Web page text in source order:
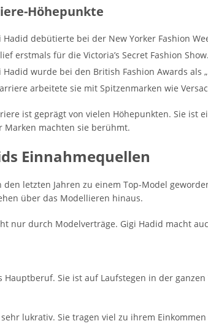
Höhepunkte
Hadid debütierte bei der New Yorker Fashion
erstmals für die Victoria’s Secret Fashion Show.
Hadid wurde bei den British Fashion Awards als
arbeitete sie mit Spitzenmarken wie
ist geprägt von vielen Höhepunkten. Sie
Marken machten sie berühmt.
Einnahmequellen
den letzten Jahren zu einem Top-Model
über das Modellieren hinaus.
nur durch Modelverträge. Gigi Hadid macht
Hauptberuf. Sie ist auf Laufstegen in der
sehr lukrativ. Sie tragen viel zu ihrem